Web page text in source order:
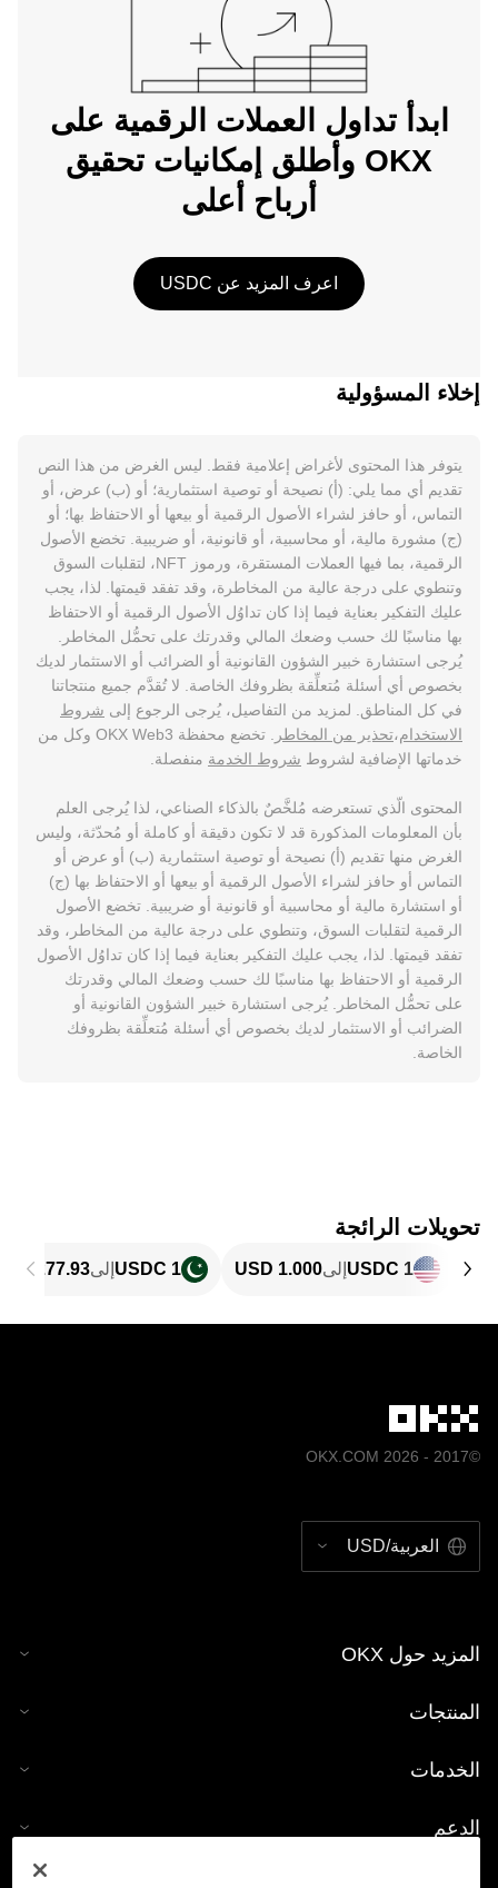
ابدأ تداول العملات الرقمية على
OKX وأطلق إمكانيات تحقيق
أرباح أعلى
اعرف المزيد عن USDC
إخلاء المسؤولية
يتوفر هذا المحتوى لأغراض إعلامية فقط. ليس الغرض من هذا النص
تقديم أي مما يلي: (أ) نصيحة أو توصية استثمارية؛ أو (ب) عرض، أو
التماس، أو حافز لشراء الأصول الرقمية أو بيعها أو الاحتفاظ بها؛ أو
(ج) مشورة مالية، أو محاسبية، أو قانونية، أو ضريبية. تخضع الأصول
الرقمية، بما فيها العملات المستقرة، ورموز NFT، لتقلبات السوق
وتنطوي على درجة عالية من المخاطرة، وقد تفقد قيمتها. لذا، يجب
عليك التفكير بعناية فيما إذا كان تداوُل الأصول الرقمية أو الاحتفاظ
بها مناسبًا لك حسب وضعك المالي وقدرتك على تحمُّل المخاطر.
يُرجى استشارة خبير الشؤون القانونية أو الضرائب أو الاستثمار لديك
بخصوص أي أسئلة مُتعلِّقة بظروفك الخاصة. لا تُقدَّم جميع منتجاتنا
في كل المناطق. لمزيد من التفاصيل، يُرجى الرجوع إلى شروط
الاستخدام،تحذير من المخاطر
. تخضع محفظة OKX Web3 وكل من
خدماتها الإضافية لشروط شروط الخدمة منفصلة.
المحتوى الّذي تستعرضه مُلخَّصٌ بالذكاء الصناعي، لذا يُرجى العلم
بأن المعلومات المذكورة قد لا تكون دقيقة أو كاملة أو مُحدّثة، وليس
الغرض منها تقديم (أ) نصيحة أو توصية استثمارية (ب) أو عرض أو
التماس أو حافز لشراء الأصول الرقمية أو بيعها أو الاحتفاظ بها (ج)
أو استشارة مالية أو محاسبية أو قانونية أو ضريبية. تخضع الأصول
الرقمية لتقلبات السوق، وتنطوي على درجة عالية من المخاطر، وقد
تفقد قيمتها. لذا، يجب عليك التفكير بعناية فيما إذا كان تداوُل الأصول
الرقمية أو الاحتفاظ بها مناسبًا لك حسب وضعك المالي وقدرتك
على تحمُّل المخاطر. يُرجى استشارة خبير الشؤون القانونية أو
الضرائب أو الاستثمار لديك بخصوص أي أسئلة مُتعلِّقة بظروفك
الخاصة.
تحويلات الرائجة
1 USDC إلى 1 USDC إلى
©2017 - 2026 OKX.COM
العربية/USD
المزيد حول OKX
المنتجات
الخدمات
الدعم